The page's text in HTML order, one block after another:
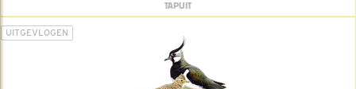
TAPUIT
UITGEVLOGEN